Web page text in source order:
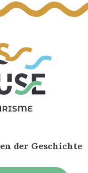
der Geschichte